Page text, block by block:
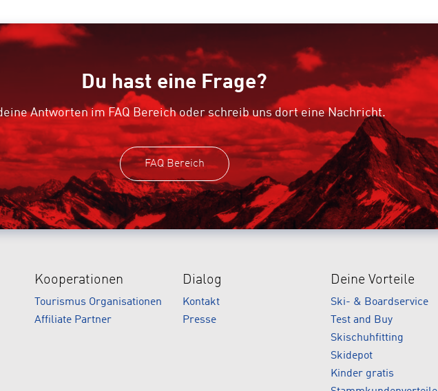
Du hast eine Frage?
Antworten im FAQ Bereich oder schreib uns dort eine Nachricht.
FAQ Bereich
Kooperationen
Tourismus Organisationen
Affiliate Partner
Dialog
Kontakt
Presse
Deine Vorteile
Ski- & Boardservice
Test and Buy
Skischuhfitting
Skidepot
Kinder gratis